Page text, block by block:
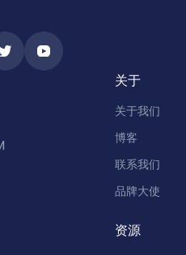
关于
关于我们
博客
联系我们
品牌大使
资源